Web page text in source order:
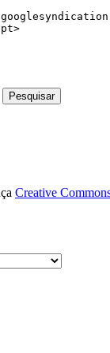
Creative